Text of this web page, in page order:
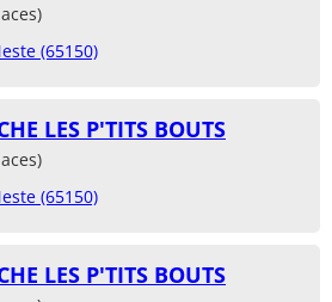
(65150)
LES P'TITS BOUTS
(65150)
LES P'TITS BOUTS